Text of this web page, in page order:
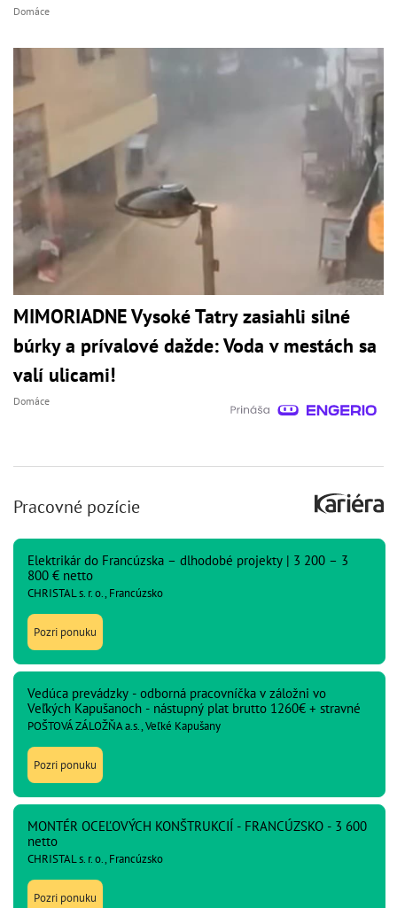
Domáce
MIMORIADNE Vysoké Tatry zasiahli silné
búrky a prívalové dažde: Voda v mestách sa
valí ulicami!
Domáce
Pracovné pozície
Elektrikár do Francúzska – dlhodobé projekty | 3 200 – 3
800 € netto
CHRISTAL s. r. o., Francúzsko
Pozri ponuku
Vedúca prevádzky - odborná pracovníčka v záložni vo
Veľkých Kapušanoch - nástupný plat brutto 1260€ + stravné
POŠTOVÁ ZÁLOŽŇA a.s., Veľké Kapušany
Pozri ponuku
MONTÉR OCEĽOVÝCH KONŠTRUKCIÍ - FRANCÚZSKO - 3 600
netto
CHRISTAL s. r. o., Francúzsko
Pozri ponuku